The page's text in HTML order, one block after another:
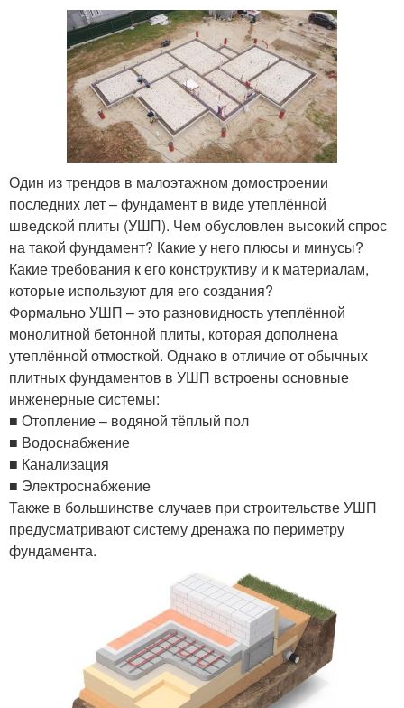
Один из трендов в малоэтажном домостроении
последних лет – фундамент в виде утеплённой
шведской плиты (УШП). Чем обусловлен высокий спрос
на такой фундамент? Какие у него плюсы и минусы?
Какие требования к его конструктиву и к материалам,
которые используют для его создания?
Формально УШП – это разновидность утеплённой
монолитной бетонной плиты, которая дополнена
утеплённой отмосткой. Однако в отличие от обычных
плитных фундаментов в УШП встроены основные
инженерные системы:
■ Отопление – водяной тёплый пол
■ Водоснабжение
■ Канализация
■ Электроснабжение
Также в большинстве случаев при строительстве УШП
предусматривают систему дренажа по периметру
фундамента.